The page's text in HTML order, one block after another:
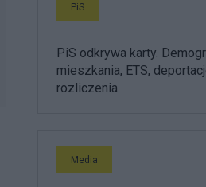
PiS
PiS odkrywa karty.
mieszkania, ETS,
rozliczenia
Media